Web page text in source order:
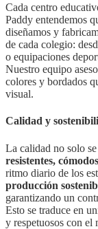
Cada centro
Paddy entendemos
diseñamos y
de cada colegio:
o equipaciones
Nuestro equipo
colores y bordados
visual.
Calidad y
La calidad no solo
resistentes,
ritmo diario de los
producción
garantizando un
Esto se traduce en
y respetuosos con el